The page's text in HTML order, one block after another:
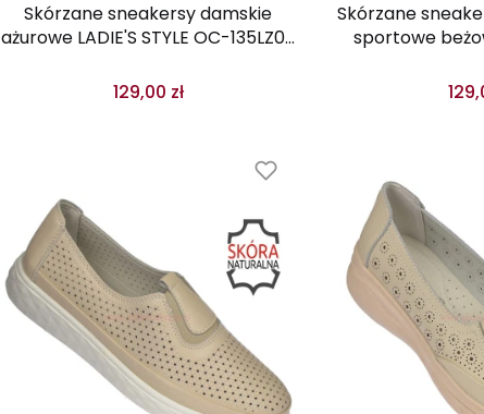
Skórzane sneakersy damskie
ażurowe LADIE'S STYLE OC-135LZ05
129,00 zł
Skórzane
sportowe